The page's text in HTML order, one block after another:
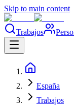
Skip to main content
Trabajos
España
Trabajos